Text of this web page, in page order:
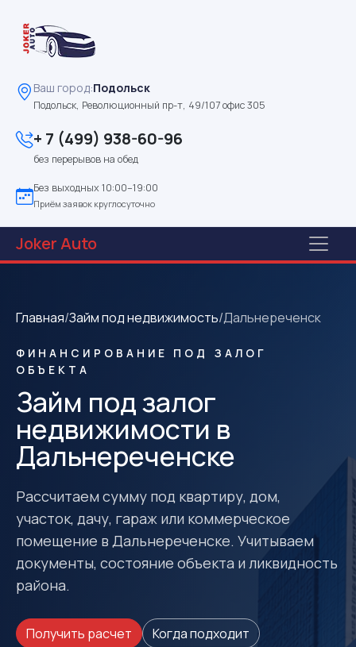
Ваш город:Подольск
Подольск, Революционный пр-т, 49/107 офис 305
+ 7 (499) 938-60-96
без перерывов на обед
Без выходных 10:00–19:00
Приём заявок круглосуточно
JokerAuto
Главная/Займ под недвижимость/Дальнереченск
ФИНАНСИРОВАНИЕ ПОД ЗАЛОГ
ОБЪЕКТА
Займ под залог
недвижимости в
Дальнереченске
Рассчитаем сумму под квартиру, дом,
участок, дачу, гараж или коммерческое
помещение в Дальнереченске. Учитываем
документы, состояние объекта и ликвидность
района.
Получить расчет Когда подходит